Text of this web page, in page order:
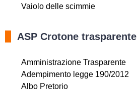
Vaiolo delle scimmie
ASP Crotone trasparente
Amministrazione Trasparente
Adempimento legge 190/2012
Albo Pretorio